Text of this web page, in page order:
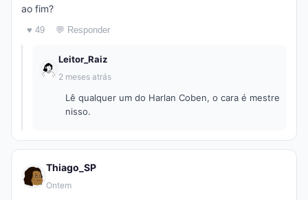
ao fim?
♥ 49 💬 Responder
Leitor_Raiz
2 meses atrás
Lê qualquer um do Harlan Coben, o cara é mestre
nisso.
Thiago_SP
Ontem